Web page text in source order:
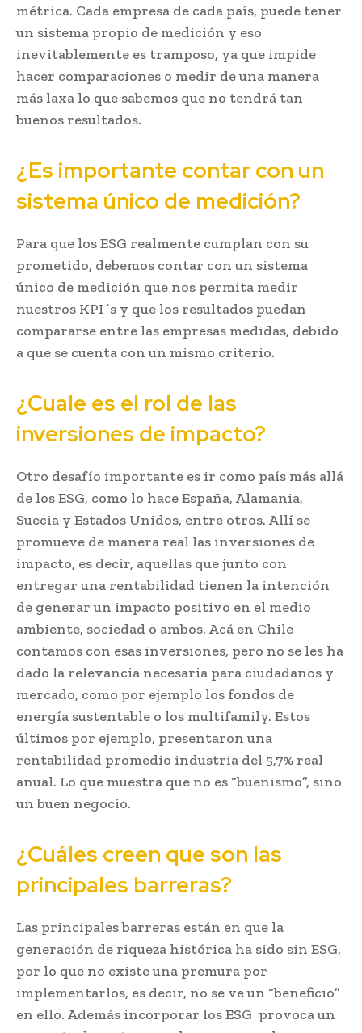
métrica. Cada empresa de cada país, puede tener
un sistema propio de medición y eso
inevitablemente es tramposo, ya que impide
hacer comparaciones o medir de una manera
más laxa lo que sabemos que no tendrá tan
buenos resultados.
¿Es importante contar con un
sistema único de medición?
Para que los ESG realmente cumplan con su
prometido, debemos contar con un sistema
único de medición que nos permita medir
nuestros KPI´s y que los resultados puedan
compararse entre las empresas medidas, debido
a que se cuenta con un mismo criterio.
¿Cuale es el rol de las
inversiones de impacto?
Otro desafío importante es ir como país más allá
de los ESG, como lo hace España, Alamania,
Suecia y Estados Unidos, entre otros. Allí se
promueve de manera real las inversiones de
impacto, es decir, aquellas que junto con
entregar una rentabilidad tienen la intención
de generar un impacto positivo en el medio
ambiente, sociedad o ambos. Acá en Chile
contamos con esas inversiones, pero no se les ha
dado la relevancia necesaria para ciudadanos y
mercado, como por ejemplo los fondos de
energía sustentable o los multifamily. Estos
últimos por ejemplo, presentaron una
rentabilidad promedio industria del 5,7% real
anual. Lo que muestra que no es “buenismo”, sino
un buen negocio.
¿Cuáles creen que son las
principales barreras?
Las principales barreras están en que la
generación de riqueza histórica ha sido sin ESG,
por lo que no existe una premura por
implementarlos, es decir, no se ve un “beneficio”
en ello. Además incorporar los ESG provoca un